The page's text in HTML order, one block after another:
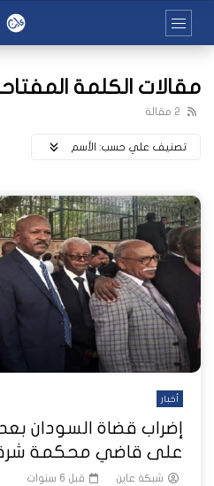
مقالات الكلمة
2 مقالة
تصنيف علي حسب: اﻷسم
أخبار
إضراب قضاة السودان
على قاضي محكمة
شبكة عاين قبل 6 سنوات